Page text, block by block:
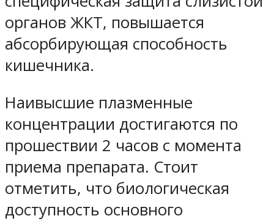
органов ЖКТ, повышается
абсорбирующая способность
кишечника.
Наивысшие плазменные
концентрации достигаются по
прошествии 2 часов с момента
приема препарата. Стоит
отметить, что биологическая
доступность основного